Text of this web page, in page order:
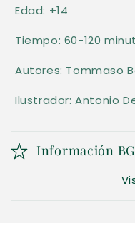
e
g
b
l
Edad: +14
Tiempo: 60-120
Autores: Tommaso
Ilustrador: Antonio
Información